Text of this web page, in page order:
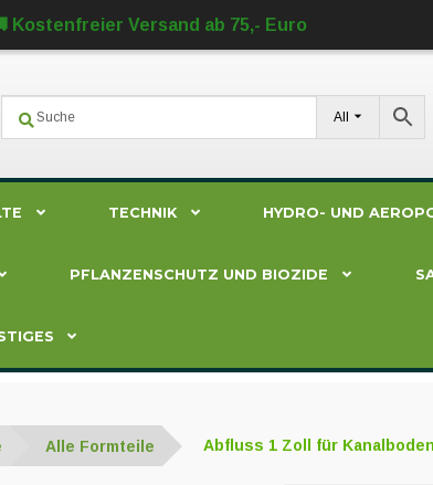
Kostenfreier Versand ab 75,- Euro
All
TECHNIK HYDRO- UND
PFLANZENSCHUTZ UND BIOZIDE
Alle Formteile Abfluss 1 Zoll für Kanalboden